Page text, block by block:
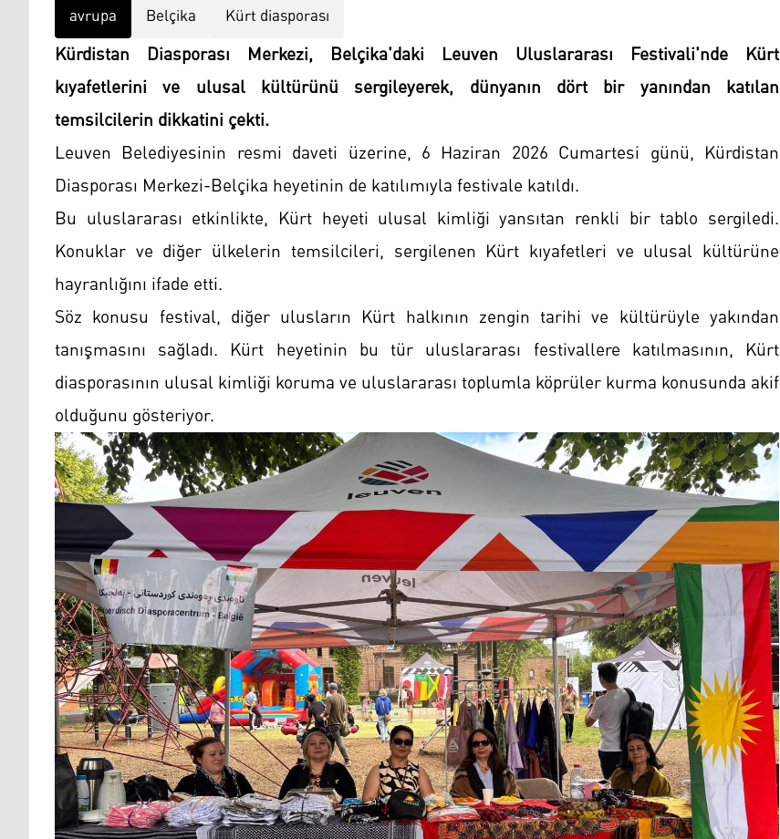
avrupa Belçika Kürt diasporası
Kürdistan Diasporası Merkezi, Belçika'daki Leuven Uluslararası Festivali'nde Kürt
kıyafetlerini ve ulusal kültürünü sergileyerek, dünyanın dört bir yanından katılan
temsilcilerin dikkatini çekti.
Leuven Belediyesinin resmi daveti üzerine, 6 Haziran 2026 Cumartesi günü, Kürdistan
Diasporası Merkezi-Belçika heyetinin de katılımıyla festivale katıldı.
Bu uluslararası etkinlikte, Kürt heyeti ulusal kimliği yansıtan renkli bir tablo sergiledi.
Konuklar ve diğer ülkelerin temsilcileri, sergilenen Kürt kıyafetleri ve ulusal kültürüne
hayranlığını ifade etti.
Söz konusu festival, diğer ulusların Kürt halkının zengin tarihi ve kültürüyle yakından
tanışmasını sağladı. Kürt heyetinin bu tür uluslararası festivallere katılmasının, Kürt
diasporasının ulusal kimliği koruma ve uluslararası toplumla köprüler kurma konusunda akif
olduğunu gösteriyor.